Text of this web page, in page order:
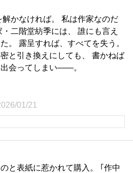
なければ。 私は作家なのだ
二階堂紡季には、 誰にも言え
。 露呈すれば、すべてを失う。
と引き換えにしても、 書かねば
会ってしまい――。
01/21
と表紙に惹かれて購入。 ｢作中